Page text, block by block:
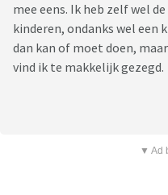
mee eens. Ik heb zelf wel
kinderen, ondanks wel een
dan kan of moet doen,
vind ik te makkelijk gezegd.
▼ Ad